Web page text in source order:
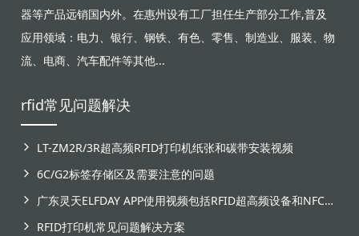
器等产品远销国内外。在惠州设有工厂担任生产部分工作,普及
应用领域：电力、银行、钢铁、有色、零售、制造业、服装、物
流、电商、汽车配件等其他...
rfid常见问题解决
LT-ZM2R/3R超高频RFID打印机纸张和碳带安装视频
6C/G2标签存储区及需要注意的问题
广东灵天ELFDAY APP使用视频包括RFID超高频设备和NFC芯片标签感应
RFID打印机常见问题解决方案